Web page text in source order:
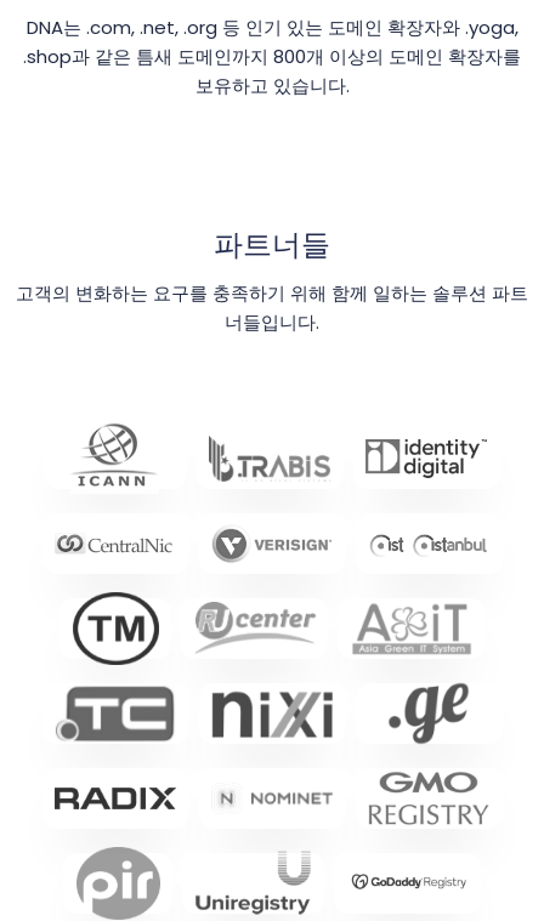
DNA는 .com, .net, .org 등 인기 있는 도메인 확장자와 .yoga,
.shop과 같은 틈새 도메인까지 800개 이상의 도메인 확장자를
보유하고 있습니다.
파트너들
고객의 변화하는 요구를 충족하기 위해 함께 일하는 솔루션 파트
너들입니다.